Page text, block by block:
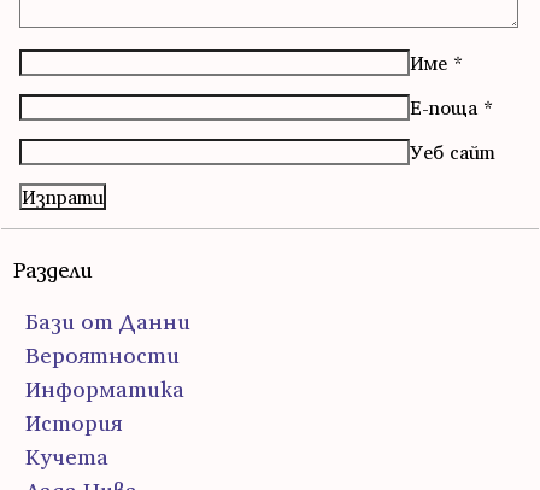
Име *
Е-поща *
Уеб сайт
Раздели
Бази от Данни
Вероятности
Информатика
История
Кучета